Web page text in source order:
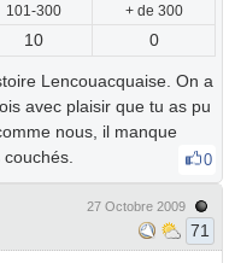
101-300 + de 300
10 0
Lencouacquaise. On a
avec plaisir que tu as pu
nous, il manque
0
27 Octobre 2009
71